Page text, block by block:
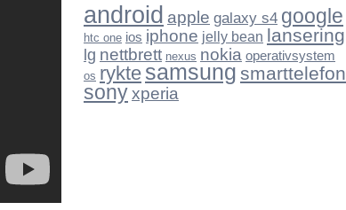
android apple galaxy s4 google
htc one ios iphone jelly bean lansering
lg nettbrett nexus nokia operativsystem
os rykte samsung smarttelefon
sonyxperia